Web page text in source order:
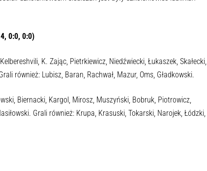
0:0, 0:0)
K. Zając, Pietrkiewicz, Niedźwiecki, Łukaszek, Skałecki,
również: Lubisz, Baran, Rachwał, Mazur, Oms, Gładkowski.
Biernacki, Kargol, Mirosz, Muszyński, Bobruk, Piotrowicz,
Grali również: Krupa, Krasuski, Tokarski, Narojek, Łódzki,